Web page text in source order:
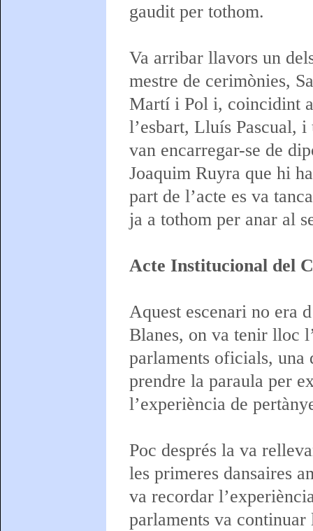
gaudit per tothom.
Va arribar llavors un
mestre de cerimònies,
Martí i Pol i, coincidint
l’esbart, Lluís Pascual,
van encarregar-se de
Joaquim Ruyra que hi
part de l’acte es va
ja a tothom per anar al
Acte Institucional del
Aquest escenari no era
Blanes, on va tenir lloc
parlaments oficials, una
prendre la paraula per
l’experiència de
Poc després la va
les primeres dansaires
va recordar
parlaments va